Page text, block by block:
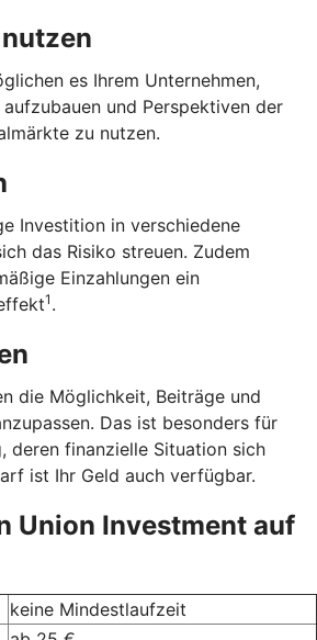
es Ihrem Unternehmen,
und Perspektiven der
zu nutzen.
Investition in verschiedene
das Risiko streuen. Zudem
Einzahlungen ein
1 .
die Möglichkeit, Beiträge und
Das ist besonders für
deren finanzielle Situation sich
ist Ihr Geld auch verfügbar.
Union Investment auf
keine Mindestlaufzeit